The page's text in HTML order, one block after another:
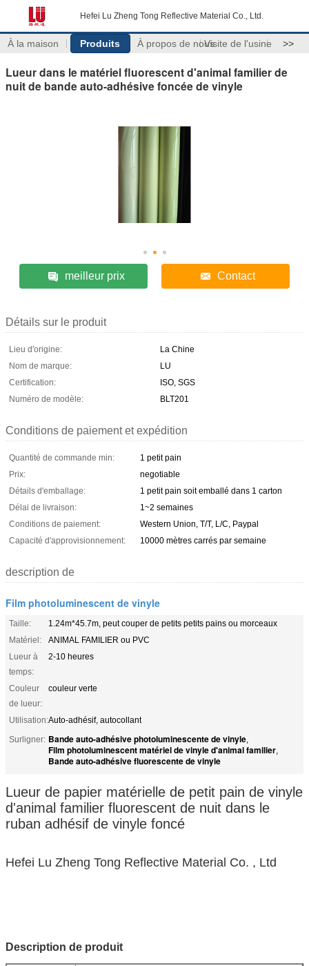
Hefei Lu Zheng Tong Reflective Material Co., Ltd.
À la maison Produits À propos de nousVisite de l'usine >>
Lueur dans le matériel fluorescent d'animal familier de
nuit de bande auto-adhésive foncée de vinyle
meilleur prix Contact
Détails sur le produit
Lieu d'origine:
La Chine
Nom de marque:
LU
Certification:
ISO, SGS
Numéro de modèle:
BLT201
Conditions de paiement et expédition
Quantité de commande min:
1 petit pain
Prix:
negotiable
Détails d'emballage:
1 petit pain soit emballé dans 1 carton
Délai de livraison:
1~2 semaines
Conditions de paiement:
Western Union, T/T, L/C, Paypal
Capacité d'approvisionnement:
10000 mètres carrés par semaine
description de
Film photoluminescent de vinyle
Taille:
1.24m*45.7m, peut couper de petits petits pains ou morceaux
Matériel:
ANIMAL FAMILIER ou PVC
Lueur à
temps:
2-10 heures
Couleur
de lueur:
couleur verte
Utilisation:Auto-adhésif, autocollant
Surligner: Bande auto-adhésive photoluminescente de vinyle,
Film photoluminescent matériel de vinyle d'animal familier,
Bande auto-adhésive fluorescente de vinyle
Lueur de papier matérielle de petit pain de vinyle
d'animal familier fluorescent de nuit dans le
ruban adhésif de vinyle foncé
Hefei Lu Zheng Tong Reflective Material Co. , Ltd
Description de produit